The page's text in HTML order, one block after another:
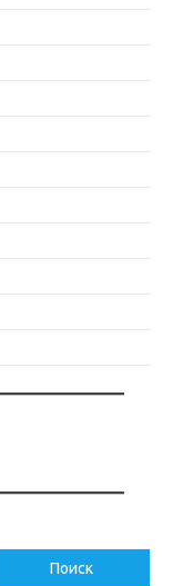
Поиск